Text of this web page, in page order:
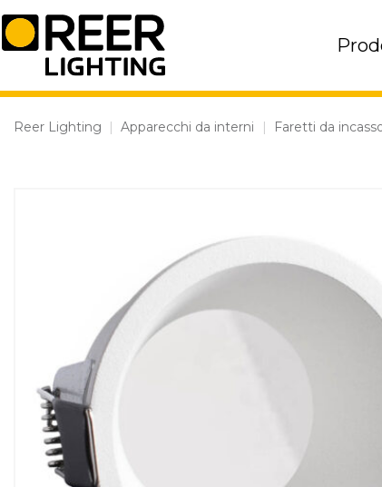
Skip
to
content
Reer Lighting | Apparecchi da interni | Faretti da